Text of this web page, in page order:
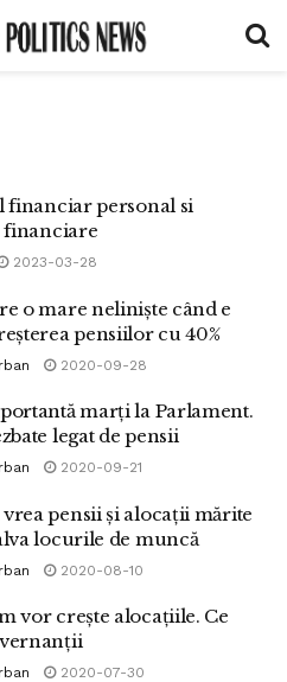
financiar personal si
financiare
2023-03-28
o mare neliniște când e
pensiilor cu 40%
2020-09-28
marți la Parlament.
legat de pensii
2020-09-21
pensii și alocații mărite
locurile de muncă
2020-08-10
vor crește alocațiile. Ce
2020-07-30